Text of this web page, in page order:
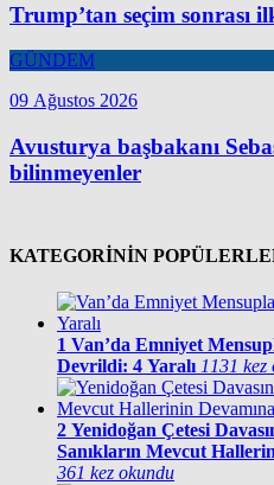
Trump’tan seçim sonrası
GÜNDEM
09 Ağustos 2026
Avusturya başbakanı
bilinmeyenler
KATEGORİNİN
1 Van’da Emniyet
Devrildi: 4 Yaralı 1131 kez
2 Yenidoğan Çetesi
Sanıkların Mevcut
361 kez okundu